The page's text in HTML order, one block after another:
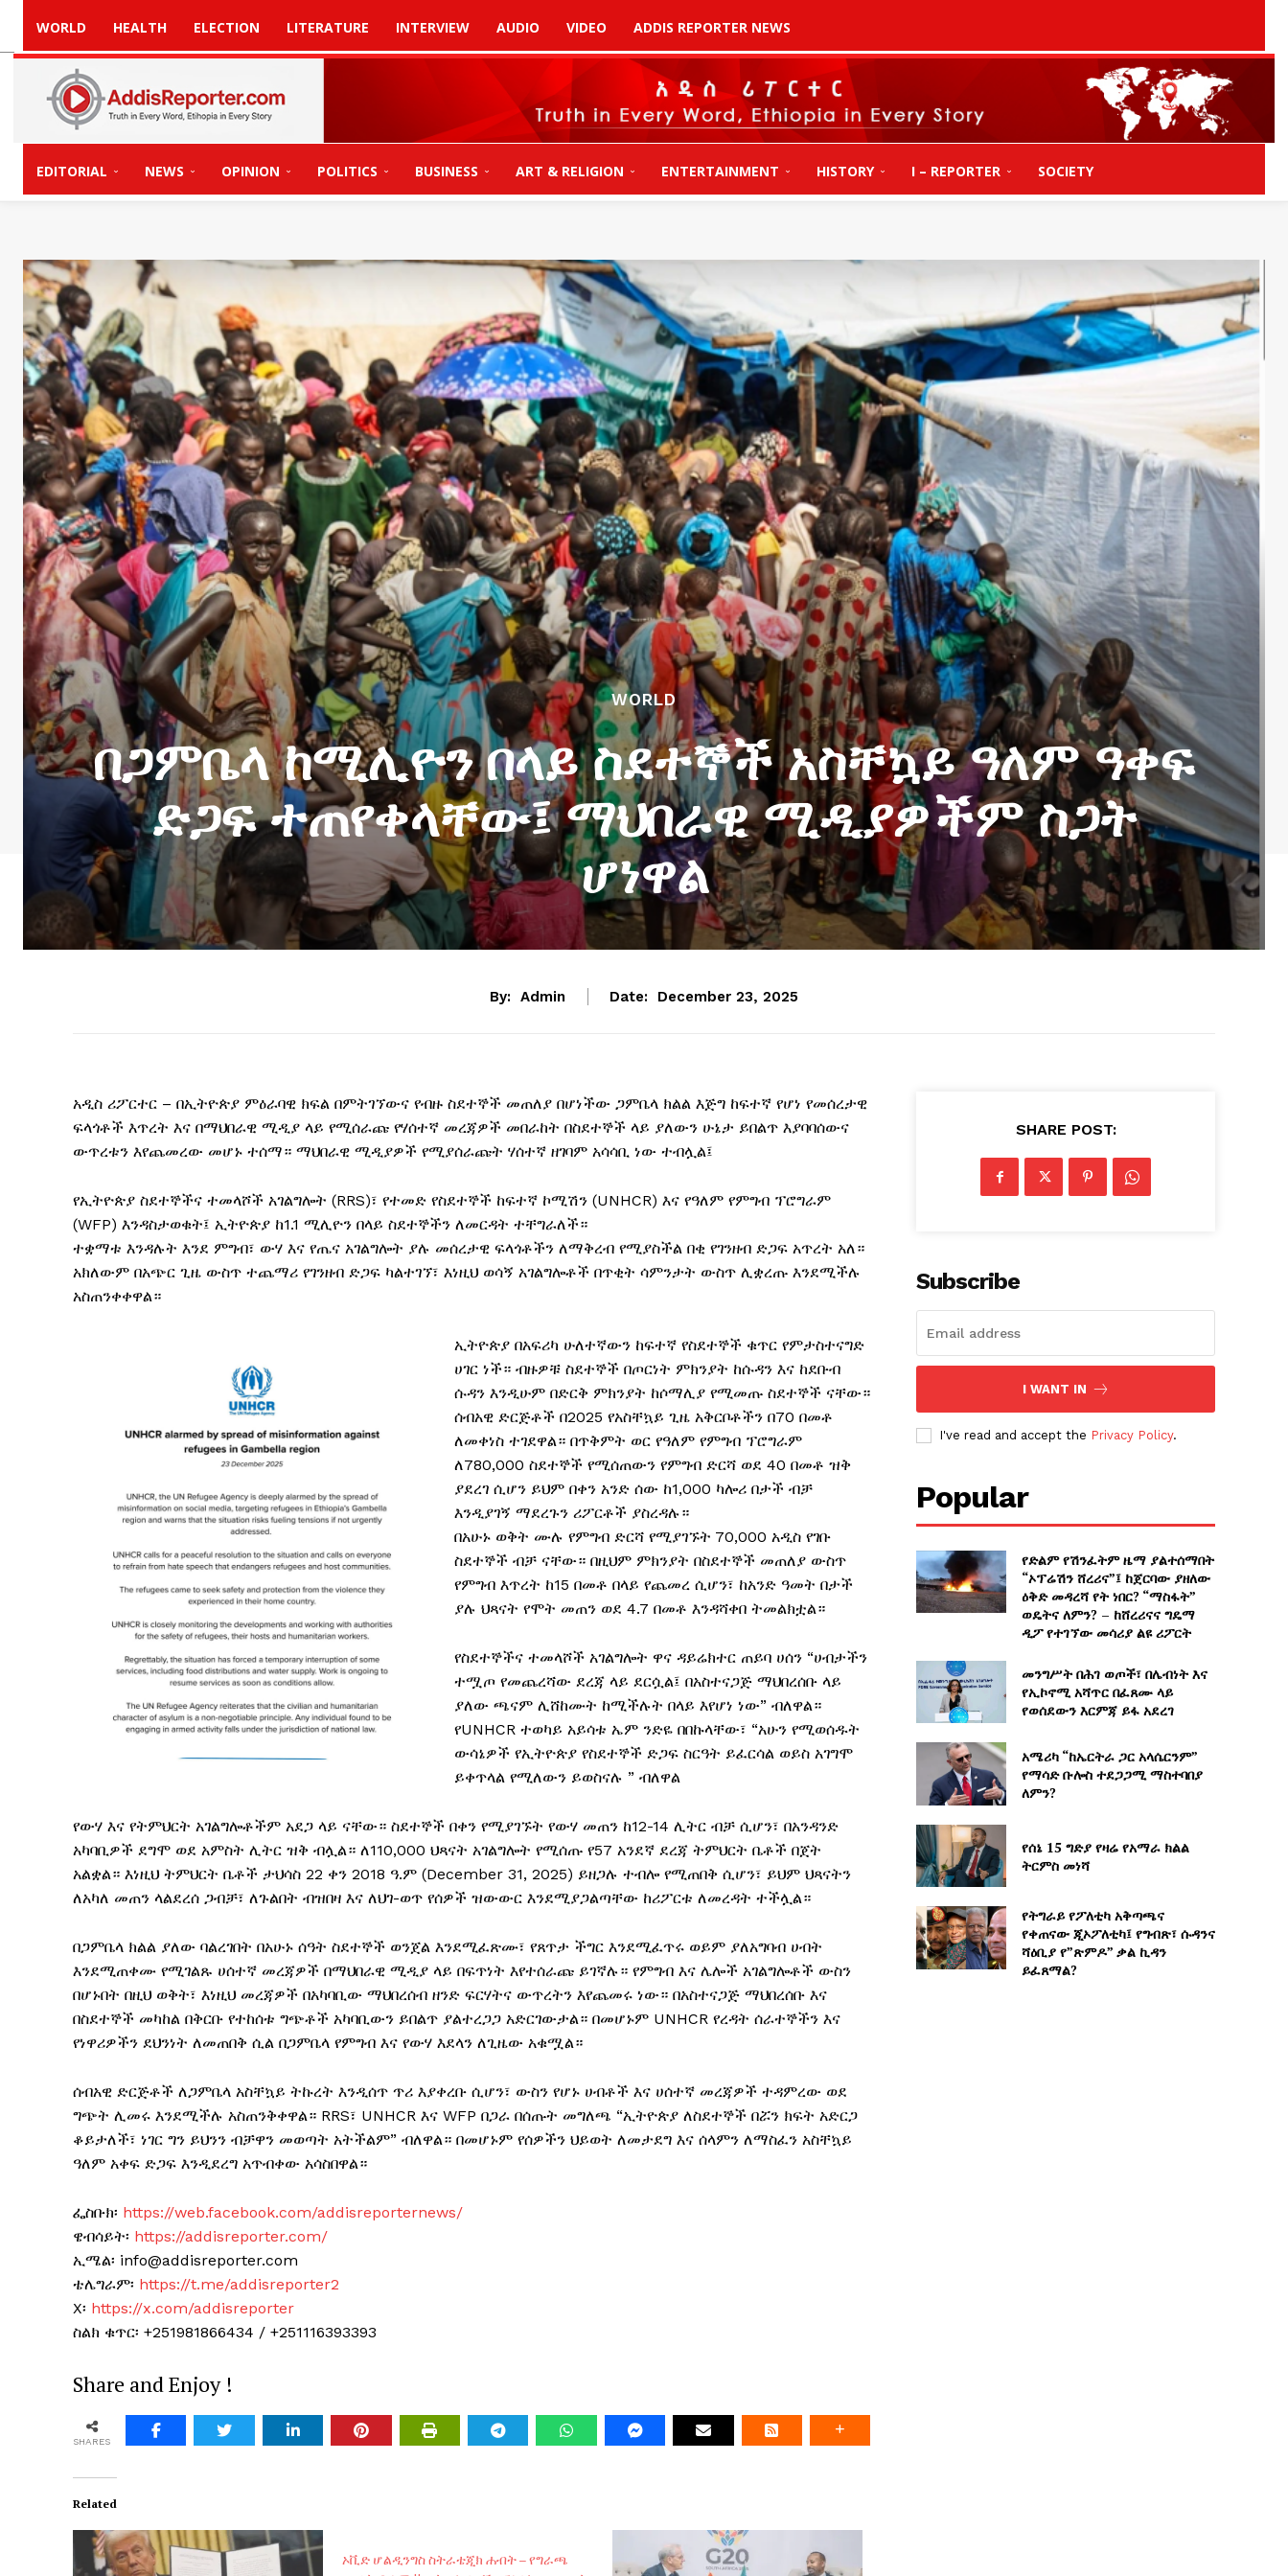
WORLD HEALTH ELECTION LITERATURE INTERVIEW AUDIO VIDEO ADDIS REPORTER NEWS
EDITORIAL NEWS OPINION POLITICS BUSINESS ART & RELIGION ENTERTAINMENT HISTORY I – REPORTER SOCIETY
WORLD
በጋምቤላ ከሚሊዮን በላይ ስደተኞች አስቸኳይ ዓለም ዓቀፍ
ድጋፍ ተጠየቀላቸው፤ ማህበራዊ ሚዲያዎችም ስጋት
ሆነዋል
By: Admin Date: December 23, 2025
አዲስ ሪፖርተር – በኢትዮጵያ ምዕራባዊ ክፍል በምትገኘውና የብዙ ስደተኞች መጠለያ በሆነችው ጋምቤላ ክልል እጅግ ከፍተኛ የሆነ የመሰረታዊ
ፍላጎቶች እጥረት እና በማህበራዊ ሚዲያ ላይ የሚሰራጩ የሃሰተኛ መረጃዎች መበራከት በስደተኞች ላይ ያለውን ሁኔታ ይበልጥ እያባባሰውና
ውጥረቱን እየጨመረው መሆኑ ተሰማ። ማህበራዊ ሚዲያዎች የሚያሰራጩት ሃሰተኛ ዘገባም አሳሳቢ ነው ተብሏል፤
የኢትዮጵያ ስደተኞችና ተመላሾች አገልግሎት (RRS)፣ የተመድ የስደተኞች ከፍተኛ ኮሚሽን (UNHCR) እና የዓለም የምግብ ፕሮግራም
(WFP) እንዳስታወቁት፤ ኢትዮጵያ ከ1.1 ሚሊዮን በላይ ስደተኞችን ለመርዳት ተቸግራለች።
ተቋማቱ እንዳሉት እንደ ምግብ፣ ውሃ እና የጤና አገልግሎት ያሉ መሰረታዊ ፍላጎቶችን ለማቅረብ የሚያስችል በቂ የገንዘብ ድጋፍ አጥረት አለ።
አክለውም በአጭር ጊዜ ውስጥ ተጨማሪ የገንዘብ ድጋፍ ካልተገኘ፣ እነዚህ ወሳኝ አገልግሎቶች በጥቂት ሳምንታት ውስጥ ሊቋረጡ እንደሚችሉ
አስጠንቀቀዋል።
ኢትዮጵያ በአፍሪካ ሁለተኛውን ከፍተኛ የስደተኞች ቁጥር የምታስተናግድ
ሀገር ነች። ብዙዎቹ ስደተኞች በጦርነት ምክንያት ከሱዳን እና ከደቡብ
ሱዳን እንዲሁም በድርቅ ምክንያት ከሶማሊያ የሚመጡ ስደተኞች ናቸው።
ሰብአዊ ድርጅቶች በ2025 የአስቸኳይ ጊዜ አቅርቦቶችን በ70 በመቶ
ለመቀነስ ተገደዋል። በጥቅምት ወር የዓለም የምግብ ፕሮግራም
ለ780,000 ስደተኞች የሚሰጠውን የምግብ ድርሻ ወደ 40 በመቶ ዝቅ
ያደረገ ሲሆን ይህም በቀን አንድ ሰው ከ1,000 ካሎሪ በታች ብቻ
እንዲያገኝ ማደረጉን ሪፖርቶች ያስረዳሉ።
በአሁኑ ወቅት ሙሉ የምግብ ድርሻ የሚያገኙት 70,000 አዲስ የገቡ
ስደተኞች ብቻ ናቸው። በዚህም ምክንያት በስደተኞች መጠለያ ውስጥ
የምግብ እጥረት ከ15 በመቶ በላይ የጨመረ ሲሆን፣ ከአንድ ዓመት በታች
ያሉ ህጻናት የሞት መጠን ወደ 4.7 በመቶ እንዳሻቀበ ትመልክቷል።
የስደተኞችና ተመላሾች አገልግሎት ዋና ዳይሬክተር ጠይባ ሀሰን “ሀብታችን
ተሟጦ የመጨረሻው ደረጃ ላይ ደርሷል፤ በአስተናጋጅ ማህበረሰቡ ላይ
ያለው ጫናም ሊሸከሙት ከሚችሉት በላይ እየሆነ ነው” ብለዋል።
የUNHCR ተወካይ አይሳቱ ኤም ንድዬ በበኩላቸው፣ “አሁን የሚወሰዱት
ውሳኔዎች የኢትዮጵያ የስደተኞች ድጋፍ ስርዓት ይፈርሳል ወይስ አገግሞ
ይቀጥላል የሚለውን ይወስናሉ ” ብለዋል
የውሃ እና የትምህርት አገልግሎቶችም አደጋ ላይ ናቸው። ስደተኞች በቀን የሚያገኙት የውሃ መጠን ከ12-14 ሊትር ብቻ ሲሆን፣ በአንዳንድ
አካባቢዎች ደግሞ ወደ አምስት ሊትር ዝቅ ብሏል። ለ110,000 ህጻናት አገልግሎት የሚሰጡ የ57 አንደኛ ደረጃ ትምህርት ቤቶች በጀት
አልቋል። እነዚህ ትምህርት ቤቶች ታህሳስ 22 ቀን 2018 ዓ.ም (December 31, 2025) ይዘጋሉ ተብሎ የሚጠበቅ ሲሆን፣ ይህም ህጻናትን
ለአካለ መጠን ላልደረሰ ጋብቻ፣ ለጉልበት ብዝበዛ እና ለህገ-ወጥ የሰዎች ዝውውር እንደሚያጋልጣቸው ከሪፖርቱ ለመረዳት ተችሏል።
በጋምቤላ ክልል ያለው ባልረገበት በአሁኑ ሰዓት ስደተኞች ወንጀል እንደሚፈጽሙ፣ የጸጥታ ችግር እንደሚፈጥሩ ወይም ያለአግባብ ሀብት
እንደሚጠቀሙ የሚገልጹ ሀሰተኛ መረጃዎች በማህበራዊ ሚዲያ ላይ በፍጥነት እየተሰራጩ ይገኛሉ። የምግብ እና ሌሎች አገልግሎቶች ውስን
በሆኑበት በዚህ ወቅት፣ እነዚህ መረጃዎች በአካባቢው ማህበረሰብ ዘንድ ፍርሃትና ውጥረትን እየጨመሩ ነው። በአስተናጋጅ ማህበረሰቡ እና
በስደተኞች መካከል በቅርቡ የተከሰቱ ግጭቶች አካባቢውን ይበልጥ ያልተረጋጋ አድርገውታል። በመሆኑም UNHCR የረዳት ሰራተኞችን እና
የነዋሪዎችን ደህንነት ለመጠበቅ ሲል በጋምቤላ የምግብ እና የውሃ እደላን ለጊዜው አቁሟል።
ሰብአዊ ድርጅቶች ለጋምቤላ አስቸኳይ ትኩረት እንዲሰጥ ጥሪ እያቀረቡ ሲሆን፣ ውስን የሆኑ ሀብቶች እና ሀሰተኛ መረጃዎች ተዳምረው ወደ
ግጭት ሊመሩ እንደሚችሉ አስጠንቅቀዋል። RRS፣ UNHCR እና WFP በጋራ በሰጡት መግለጫ “ኢትዮጵያ ለስደተኞች በሯን ክፍት አድርጋ
ቆይታለች፣ ነገር ግን ይህንን ብቻዋን መወጣት አትችልም” ብለዋል። በመሆኑም የሰዎችን ህይወት ለመታደግ እና ሰላምን ለማስፈን አስቸኳይ
ዓለም አቀፍ ድጋፍ እንዲደረግ አጥብቀው አሳስበዋል።
ፌስቡክ፡ https://web.facebook.com/addisreporternews/
ዌብሳይት፡ https://addisreporter.com/
ኢሜል፡ info@addisreporter.com
ቴሌግራም፡ https://t.me/addisreporter2
X፡ https://x.com/addisreporter
ስልክ ቁጥር፡ +251981866434 / +251116393393
Share and Enjoy !
SHARES
Related
ኦቪድ ሆልዲንግስ ስትራቴጂክ ሐብት – የግራጫ
SHARE POST:
Subscribe
I WANT IN
I've read and accept the Privacy Policy.
Popular
የድልም የሽንፈትም ዜማ ያልተሰማበት
“ኦፕሬሽን ሸረሪና”፤ ከጀርባው ያዘለው
ዕቅድ መዳረሻ የት ነበር? “ማስፋት”
ወዴትና ለምን? – ከሸረሪናና ግዴማ
ዲፖ የተገኘው መሳሪያ ልዩ ሪፖርት
መንግሥት በሕገ ወጦች፣ በሌብነት እና
የኢኮኖሚ አሻጥር በፈጸሙ ላይ
የወሰደውን እርምጃ ይፋ አደረገ
አሜሪካ “ከኤርትራ ጋር አላሴርንም”
የማሳድ ቡሎስ ተደጋጋሚ ማስተባበያ
ለምን?
የሰኔ 15 ግድያ የዛሬ የአማራ ክልል
ትርምስ መነሻ
የትግራይ የፖለቲካ አቅጣጫና
የቀጠናው ጂኦፖለቲካ፤ የግብጽ፣ ሱዳንና
ሻዕቢያ የ”ጽምዶ” ቃል ኪዳን
ይፈጸማል?